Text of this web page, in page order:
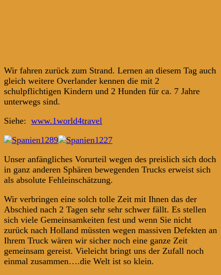
Wir fahren zurück zum Strand. Lernen an diesem Tag auch
gleich weitere Overlander kennen die mit 2
schulpflichtigen Kindern und 2 Hunden für ca. 7 Jahre
unterwegs sind.
Siehe: www.1world4travel
Unser anfängliches Vorurteil wegen des preislich sich doch
in ganz anderen Sphären bewegenden Trucks erweist sich
als absolute Fehleinschätzung.
Wir verbringen eine solch tolle Zeit mit Ihnen das der
Abschied nach 2 Tagen sehr sehr schwer fällt. Es stellen
sich viele Gemeinsamkeiten fest und wenn Sie nicht
zurück nach Holland müssten wegen massiven Defekten an
Ihrem Truck wären wir sicher noch eine ganze Zeit
gemeinsam gereist. Vieleicht bringt uns der Zufall noch
einmal zusammen….die Welt ist so klein.